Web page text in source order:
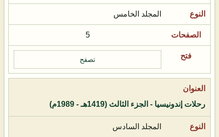
المجلد الخامس
5
تصفح
رحلات إندونيسيا - الجزء الثالث (1419هـ - 1989م)
المجلد السادس